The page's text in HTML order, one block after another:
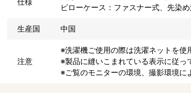
ピローケース：ファスナー式、先染
生産国 中国
注意
※洗濯機ご使用の際は洗濯ネットを使
※製品に縫いこまれている表示に従っ
※ご覧のモニターの環境、撮影環境に